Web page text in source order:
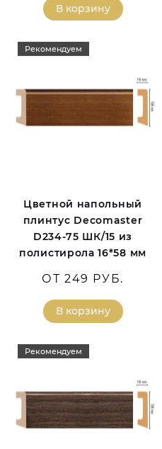
В корзину
Рекомендуем
Цветной напольный
плинтус Decomaster
D234-75 ШК/15 из
полистирола 16*58 мм
ОТ 249 РУБ.
В корзину
Рекомендуем